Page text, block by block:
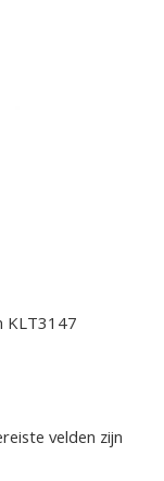
KLT3147
velden zijn